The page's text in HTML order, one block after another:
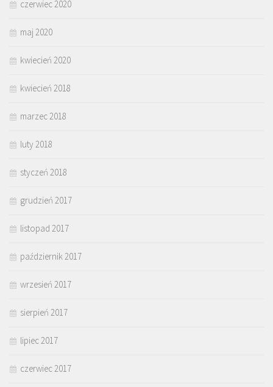
czerwiec 2020
maj 2020
kwiecień 2020
kwiecień 2018
marzec 2018
luty 2018
styczeń 2018
grudzień 2017
listopad 2017
październik 2017
wrzesień 2017
sierpień 2017
lipiec 2017
czerwiec 2017